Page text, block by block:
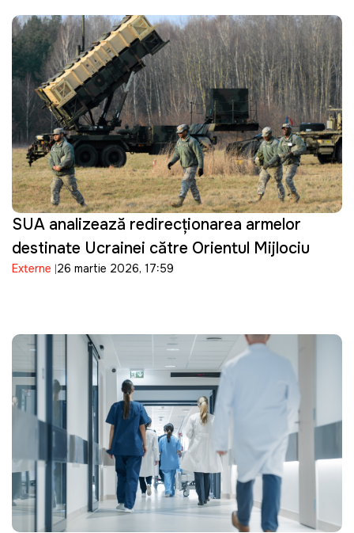
SUA analizează redirecționarea armelor
destinate Ucrainei către Orientul Mijlociu
Externe 26 martie 2026, 17:59